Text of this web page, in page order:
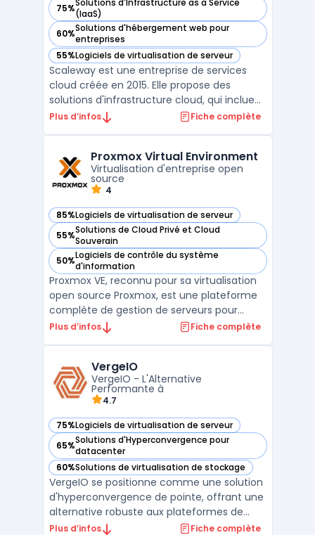
75%Solutions d'Infrastructure as a Service
(IaaS)
— voir Scaleway dans cette catégorie
60%Solutions d'hébergement web pour
entreprises
— voir Scaleway dans cette catégorie
55%Logiciels de virtualisation de serveur
— voir Scaleway dans cette catégorie
Scaleway est une entreprise de services
cloud créée en 2015. Elle propose des
solutions d'infrastructure cloud, qui incluent
notamment des offres d'hébergement
offre d'instances Bare Metal, qui combine
les avantages de ...
Plus d’infos Fiche complète
Proxmox Virtual Environment
Virtualisation d'entreprise open
source
4
85%Logiciels de virtualisation de serveur
— voir Proxmox Virtual Environment dans cette catégorie
55%Solutions de Cloud Privé et Cloud
Souverain
— voir Proxmox Virtual Environment dans cette catégorie
50%Logiciels de contrôle du système
d'information
— voir Proxmox Virtual Environment dans cette catégorie
Proxmox VE, reconnu pour sa virtualisation
open source Proxmox, est une plateforme
complète de gestion de serveurs pour
l'entreprise. Intégrant l'hyperviseur KVM
Idéale pour les entreprises, Proxmox facilite
la mise en place ...
Plus d’infos Fiche complète
VergeIO
VergeIO - L'Alternative
Performante à
4.7
75%Logiciels de virtualisation de serveur
— voir VergeIO dans cette catégorie
65%Solutions d'Hyperconvergence pour
datacenter
— voir VergeIO dans cette catégorie
60%Solutions de virtualisation de stockage
— voir VergeIO dans cette catégorie
VergeIO se positionne comme une solution
d'hyperconvergence de pointe, offrant une
alternative robuste aux plateformes de
virtualisation traditionnelles telles que
Plus d’infos Fiche complète